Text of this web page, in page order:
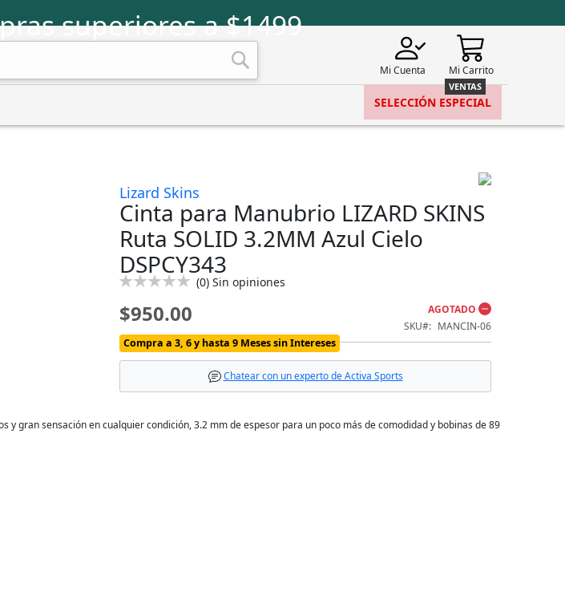
superiores a $1499
Buscar
Mi Cuenta Mi Carrito
SELECCIÓN ESPECIAL
Lizard Skins
Cinta para Manubrio LIZARD SKINS
Ruta SOLID 3.2MM Azul Cielo
DSPCY343
Calificación:
(0) Sin opiniones
$950.00
AGOTADO
SKU
MANCIN-06
Compra a 3, 6 y hasta 9 Meses sin Intereses
Chatear con un experto de Activa Sports
gran sensación en cualquier condición, 3.2 mm de espesor para un poco más de comodidad y bobinas de 89